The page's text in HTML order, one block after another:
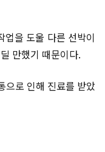
을 도울 다른 선박이
만했기 때문이다.
으로 인해 진료를 받았